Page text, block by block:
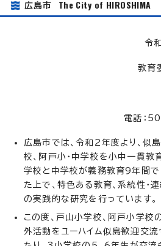
広島市 The City of HIROSHIMA
令
教育
電話：
広島市では、令和2年度より、似島
校、阿戸小・中学校を小中一貫教
学校と中学校が義務教育9年間
た上で、特色ある教育、系統性・
の実践的な研究を行っています。
この度、戸山小学校、阿戸小学校
外活動をユーハイム似島歓迎交流